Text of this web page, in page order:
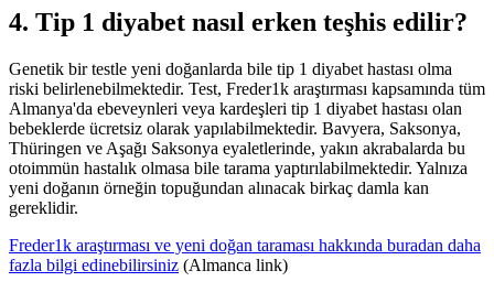
4. Tip 1 diyabet nasıl erken teşhis edilir?
Genetik bir testle yeni doğanlarda bile tip 1 diyabet hastası olma
riski belirlenebilmektedir. Test, Freder1k araştırması kapsamında tüm
Almanya'da ebeveynleri veya kardeşleri tip 1 diyabet hastası olan
bebeklerde ücretsiz olarak yapılabilmektedir. Bavyera, Saksonya,
Thüringen ve Aşağı Saksonya eyaletlerinde, yakın akrabalarda bu
otoimmün hastalık olmasa bile tarama yaptırılabilmektedir. Yalnıza
yeni doğanın örneğin topuğundan alınacak birkaç damla kan
gereklidir.
Freder1k araştırması ve yeni doğan taraması hakkında buradan daha
fazla bilgi edinebilirsiniz (Almanca link)